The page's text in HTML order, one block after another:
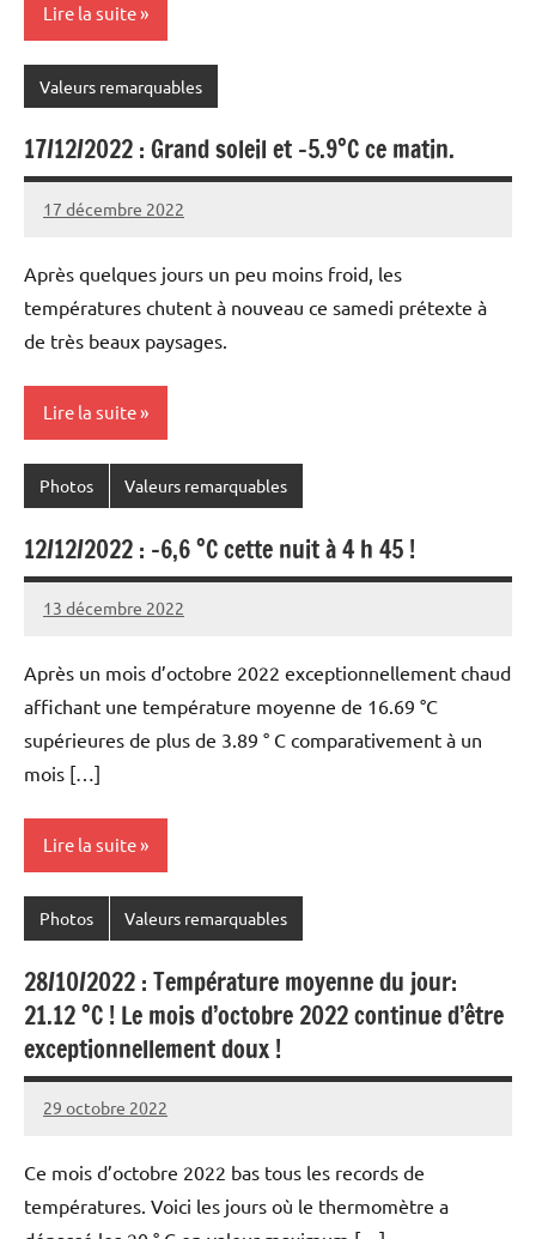
Lire la suite
Valeurs remarquables
17/12/2022 : Grand soleil et -5.9°C ce matin.
17 décembre 2022
Patrice
Après quelques jours un peu moins froid, les
températures chutent à nouveau ce samedi prétexte à
de très beaux paysages.
Lire la suite
Photos Valeurs remarquables
12/12/2022 : -6,6 °C cette nuit à 4 h 45 !
13 décembre 2022
Patrice
Après un mois d’octobre 2022 exceptionnellement chaud
affichant une température moyenne de 16.69 °C
supérieures de plus de 3.89 ° C comparativement à un
mois […]
Lire la suite
Photos Valeurs remarquables
28/10/2022 : Température moyenne du jour:
21.12 °C ! Le mois d’octobre 2022 continue d’être
exceptionnellement doux !
29 octobre 2022
Patrice
Ce mois d’octobre 2022 bas tous les records de
températures. Voici les jours où le thermomètre a